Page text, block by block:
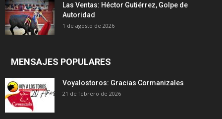
Las Ventas: Héctor Gutiérrez, Golpe de
Autoridad
1 de agosto de 2026
MENSAJES POPULARES
Voyalostoros: Gracias Cormanizales
21 de febrero de 2026